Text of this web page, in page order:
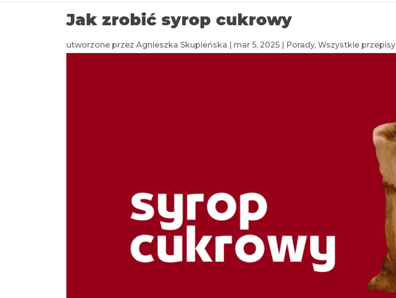
Jak zrobić syrop cukrowy
utworzone przezAgnieszka Skupieńska | mar 5, 2025 | Porady,Wszystkie przepisy